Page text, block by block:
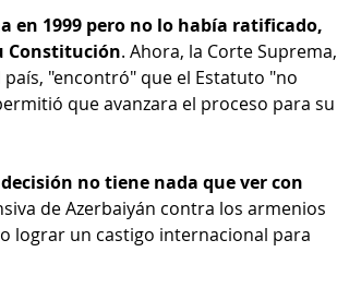
en 1999 pero no lo había ratificado,
Constitución. Ahora, la Corte Suprema,
"encontró" que el Estatuto "no
que avanzara el proceso para su
no tiene nada que ver con
de Azerbaiyán contra los armenios
lograr un castigo internacional para